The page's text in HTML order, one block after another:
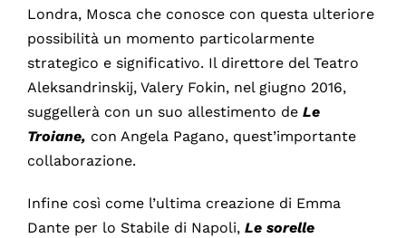
Londra, Mosca che conosce con questa ulteriore
possibilità un momento particolarmente
strategico e significativo. Il direttore del Teatro
Aleksandrinskij, Valery Fokin, nel giugno 2016,
suggellerà con un suo allestimento de Le
Troiane, con Angela Pagano, quest’importante
collaborazione.
Infine così come l’ultima creazione di Emma
Dante per lo Stabile di Napoli, Le sorelle